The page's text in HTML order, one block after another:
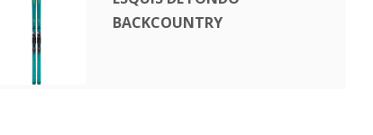
BACKCOUNTRY